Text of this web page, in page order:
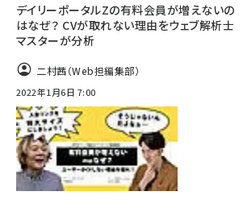
デイリーポータルZの有料会員が増えないの
はなぜ？ CVが取れない理由をウェブ解析士
マスターが分析
二村茜（Web担編集部）
2022年1月6日 7:00